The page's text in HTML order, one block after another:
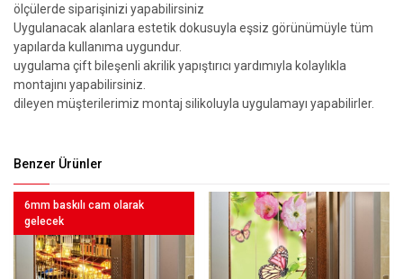
ölçülerde siparişinizi yapabilirsiniz
Uygulanacak alanlara estetik dokusuyla eşsiz görünümüyle tüm
yapılarda kullanıma uygundur.
uygulama çift bileşenli akrilik yapıştırıcı yardımıyla kolaylıkla
montajını yapabilirsiniz.
dileyen müşterilerimiz montaj silikoluyla uygulamayı yapabilirler.
Benzer Ürünler
6mm baskılı cam olarak
gelecek